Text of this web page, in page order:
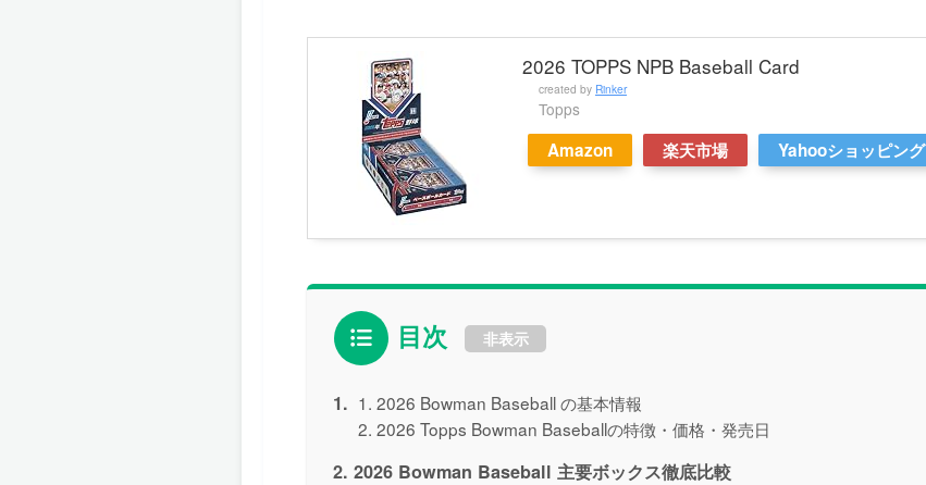
2026 TOPPS NPB Baseball Card
created by Rinker
Topps
Amazon 楽天市場 Yahooショッピング
目次 非表示
2026 Bowman Baseball の基本情報
2026 Topps Bowman Baseballの特徴・価格・発売日
2026 Bowman Baseball 主要ボックス徹底比較